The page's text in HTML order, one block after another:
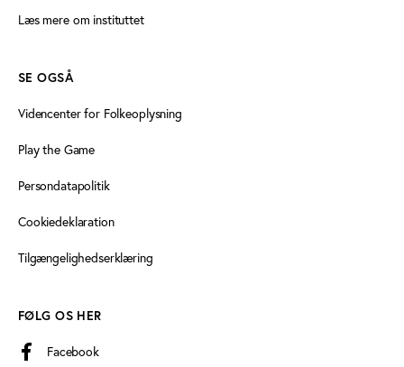
Læs mere om instituttet
SE OGSÅ
Videncenter for Folkeoplysning
Play the Game
Persondatapolitik
Cookiedeklaration
Tilgængelighedserklæring
FØLG OS HER
Facebook